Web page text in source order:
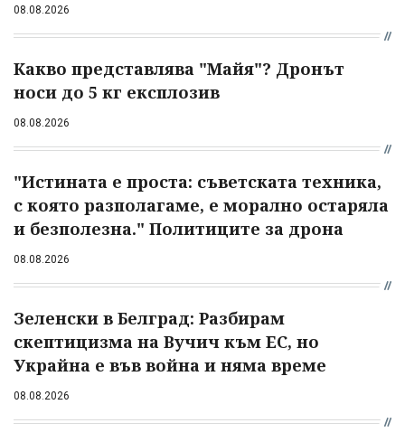
08.08.2026
Какво представлява "Майя"? Дронът
носи до 5 кг експлозив
08.08.2026
"Истината е проста: съветската техника,
с която разполагаме, е морално остаряла
и безполезна." Политиците за дрона
08.08.2026
Зеленски в Белград: Разбирам
скептицизма на Вучич към ЕС, но
Украйна е във война и няма време
08.08.2026